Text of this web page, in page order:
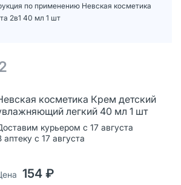
по применению Невская косметика
2в1 40 мл 1 шт
косметика Крем детский
легкий 40 мл 1 шт
курьером с 17 августа
аптеку с 17 августа
154 ₽